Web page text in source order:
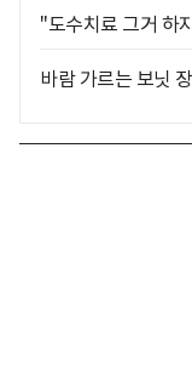
"도수치료 그거 하
바람 가르는 보닛